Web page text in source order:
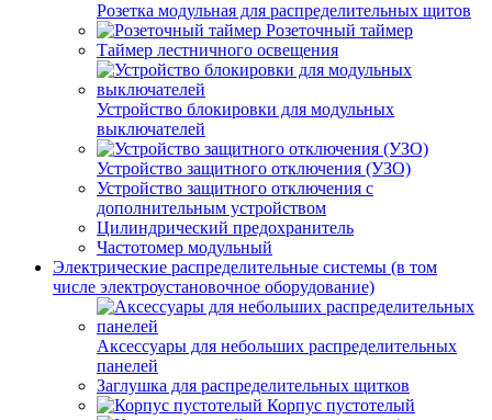
Розетка модульная для распределительных щитов
Розеточный таймер
Таймер лестничного освещения
Устройство блокировки для модульных
выключателей
Устройство защитного отключения (УЗО)
Устройство защитного отключения с
дополнительным устройством
Цилиндрический предохранитель
Частотомер модульный
Электрические распределительные системы (в том
числе электроустановочное оборудование)
Аксессуары для небольших распределительных
панелей
Заглушка для распределительных щитков
Корпус пустотелый